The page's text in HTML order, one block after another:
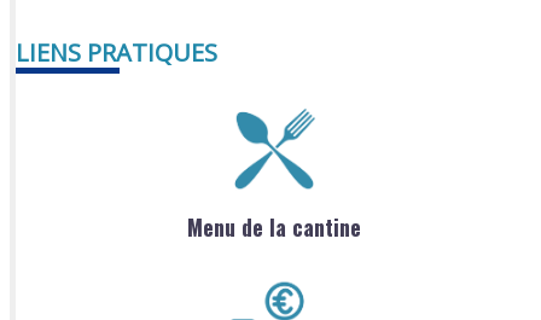
LIENS PRATIQUES
Menu de la cantine